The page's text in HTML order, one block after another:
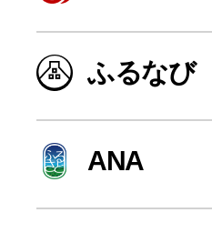
よく見られて
ふるさと納税
ふるなび
ANA